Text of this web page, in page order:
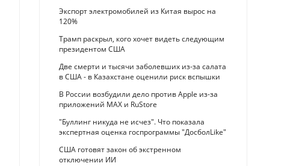
Экспорт электромобилей из Китая вырос на
120%
Трамп раскрыл, кого хочет видеть следующим
президентом США
Две смерти и тысячи заболевших из-за салата
в США - в Казахстане оценили риск вспышки
В России возбудили дело против Apple из-за
приложений MAX и RuStore
"Буллинг никуда не исчез". Что показала
экспертная оценка госпрограммы "ДосболLike"
США готовят закон об экстренном
отключении ИИ